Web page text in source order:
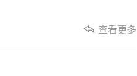
查看更多